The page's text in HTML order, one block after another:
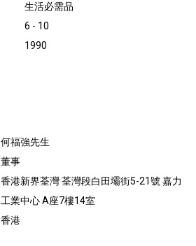
生活必需品
6 - 10
1990
何福強先生
董事
香港新界荃灣 荃灣段白田壩街5-21號 嘉力
工業中心 A座7樓14室
香港